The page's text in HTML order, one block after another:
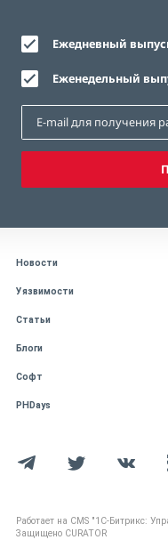
Ежедневный
Еженедельный
Новости
Уязвимости
Статьи
Блоги
Софт
PHDays
Работает на CMS "1С-Битрикс:
Защищено CURATOR